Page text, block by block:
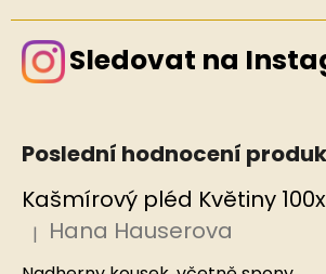
Sledovat na
Poslední hodnocení
Hodnocení produktu je 5 z 5
| Hana Hauserova